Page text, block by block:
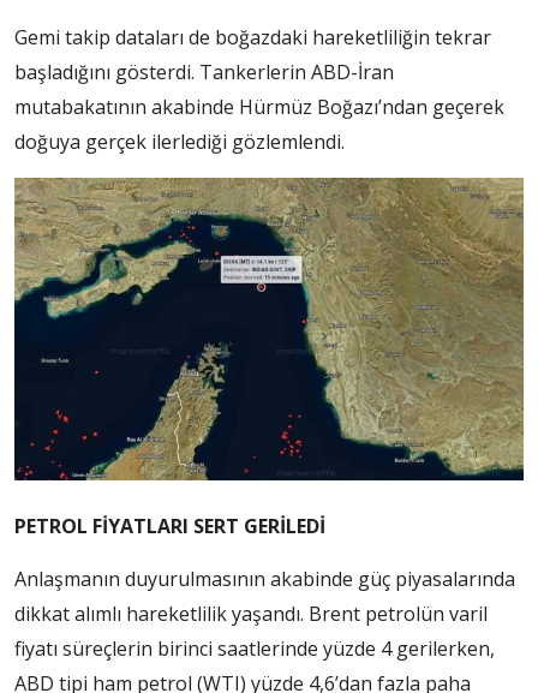
Gemi takip dataları de boğazdaki hareketliliğin tekrar
başladığını gösterdi. Tankerlerin ABD-İran
mutabakatının akabinde Hürmüz Boğazı’ndan geçerek
doğuya gerçek ilerlediği gözlemlendi.
PETROL FİYATLARI SERT GERİLEDİ
Anlaşmanın duyurulmasının akabinde güç piyasalarında
dikkat alımlı hareketlilik yaşandı. Brent petrolün varil
fiyatı süreçlerin birinci saatlerinde yüzde 4 gerilerken,
ABD tipi ham petrol (WTI) yüzde 4,6’dan fazla paha